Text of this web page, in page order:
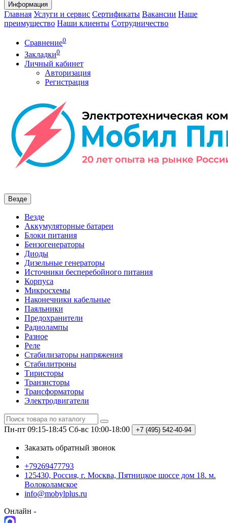
Информация
Главная Услуги и сервис Сертификаты Вакансии Наше
преимущество Наши клиенты Сотрудничество
Сравнение0
Закладки0
Личный кабинет
Авторизация
Регистрация
Везде
Везде
Аккумуляторные батареи
Блоки питания
Бензогенераторы
Диоды
Дизельные генераторы
Источники бесперебойного питания
Корпуса
Микросхемы
Наконечники кабельные
Паяльники
Предохранители
Радиолампы
Разное
Реле
Стабилизаторы напряжения
Стабилитроны
Тиристоры
Транзисторы
Трансформаторы
Электродвигатели
Пн-пт 09:15-18:45 Сб-вс 10:00-18:00 +7 (495) 542-40-94
Заказать обратный звонок
+79269477793
125430, Россия, г. Москва, Пятницкое шоссе дом 18. м.
Волоколамское
info@mobylplus.ru
Онлайн -